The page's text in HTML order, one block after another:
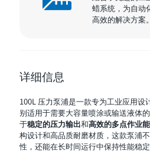
蜡系统，为自动
高效的解决方案。
详细信息
100L 压力泵浦是一款专为工业应用设
别适用于需要大容量喷涂或输送液体
于稳定的压力输出和高效的多点作业
构设计和高品质耐磨材质，这款泵浦
性，还能在长时间运行中保持性能稳定